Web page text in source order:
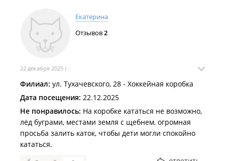
Екатерина
Отзывов2
22 декабря 2025 г.
Филиал: ул. Тухачевского, 28 - Хоккейная коробка
Дата посещения: 22.12.2025
Не понравилось: На коробке кататься не возможно,
лёд буграми, местами земля с щебнем, огромная
просьба залить каток, чтобы дети могли спокойно
кататься.